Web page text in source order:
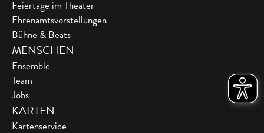
Feiertage im Theater
Ehrenamtsvorstellungen
Bühne & Beats
MENSCHEN
Ensemble
Team
Jobs
KARTEN
Kartenservice